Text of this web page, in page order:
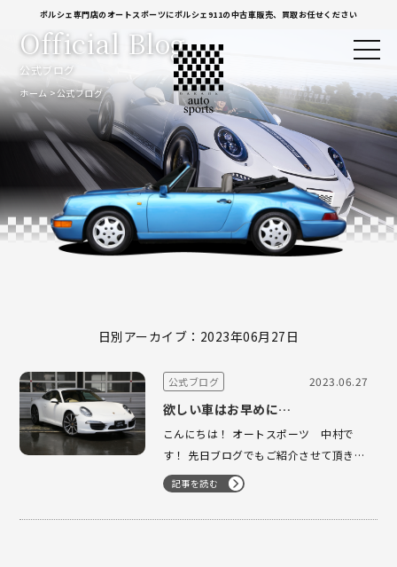
ポルシェ専門店のオートスポーツにポルシェ911の中古車販売、買取お任せください
公式ブログ
Official Blog
ホーム 公式ブログ
日別アーカイブ：2023年06月27日
公式ブログ 2023.06.27
欲しい車はお早めに…
こんにちは！ オートスポーツ 中村で
す！ 先日ブログでもご紹介させて頂きま
した 991前期ですが大変有り難い事にネ
ット掲載 直後にお問合せを頂きご成約頂
きました！ ありがとうございます！ 人
記事を読む